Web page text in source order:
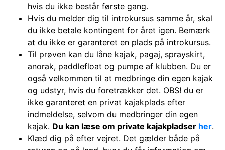
hvis du ikke består første gang.
Hvis du melder dig til introkursus samme år, skal
du ikke betale kontingent for året igen. Bemærk
at du ikke er garanteret en plads på introkursus.
Til prøven kan du låne kajak, pagaj, sprayskirt,
anorak, paddlefloat og pumpe af klubben. Du er
også velkommen til at medbringe din egen kajak
og udstyr, hvis du foretrækker det. OBS! du er
ikke garanteret en privat kajakplads efter
indmeldelse, selvom du medbringer din egen
kajak. Du kan læse om private kajakpladser her.
Klæd dig på efter vejret. Det gælder både på